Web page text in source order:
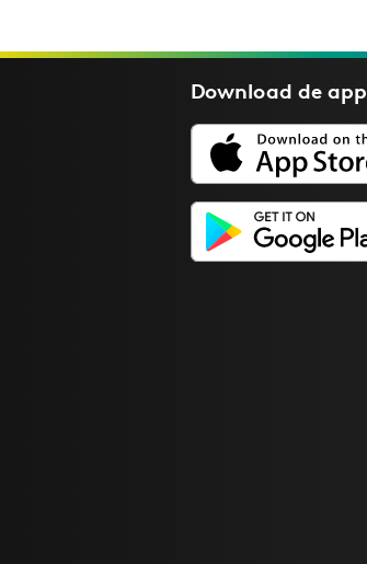
Download deapp